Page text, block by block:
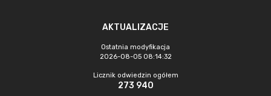
AKTUALIZACJE
Ostatnia modyfikacja
2026-08-05 08:14:32
Licznik odwiedzin ogółem
273 940